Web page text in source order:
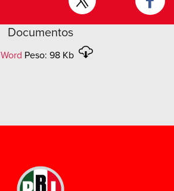
Documentos
Word Peso: 98 Kb